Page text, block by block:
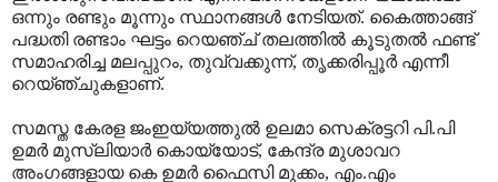
ഒന്നും രണ്ടും മൂന്നും സ്ഥാനങ്ങള്‍ നേടിയത്. കൈത്താങ്ങ്
പദ്ധതി രണ്ടാം ഘട്ടം റെയഞ്ച് തലത്തില്‍ കൂടുതല്‍ ഫണ്ട്
സമാഹരിച്ച മലപ്പുറം, തുവ്വക്കുന്ന്, തൃക്കരിപ്പൂര്‍ എന്നീ
റെയ്ഞ്ചുകളാണ്.
സമസ്ത കേരള ജംഇയ്യത്തുല്‍ ഉലമാ സെക്രട്ടറി പി.പി
ഉമര്‍ മുസ്‌ലിയാര്‍ കൊയ്യോട്, കേന്ദ്ര മുശാവറ
അംഗങ്ങളായ കെ ഉമര്‍ ഫൈസി മുക്കം, എം.എം